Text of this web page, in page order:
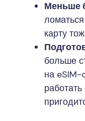
Меньше
карту
больше
на eSIM-